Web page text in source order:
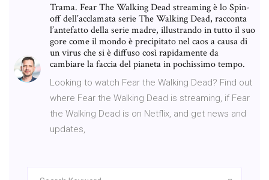
Trama. Fear The Walking Dead streaming è lo Spin-
off dell’acclamata serie The Walking Dead, racconta
l’antefatto della serie madre, illustrando in tutto il suo
gore come il mondo è precipitato nel caos a causa di
un virus che si è diffuso così rapidamente da
cambiare la faccia del pianeta in pochissimo tempo.
Looking to watch Fear the Walking Dead? Find out
where Fear the Walking Dead is streaming, if Fear
the Walking Dead is on Netflix, and get news and
updates,